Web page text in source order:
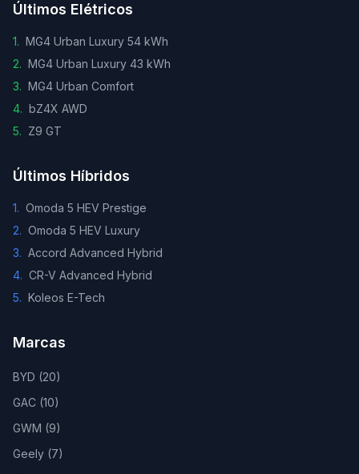
Últimos Elétricos
1. MG4 Urban Luxury 54 kWh
2. MG4 Urban Luxury 43 kWh
3. MG4 Urban Comfort
4. bZ4X AWD
5. Z9 GT
Últimos Híbridos
1. Omoda 5 HEV Prestige
2. Omoda 5 HEV Luxury
3. Accord Advanced Hybrid
4. CR-V Advanced Hybrid
5. Koleos E-Tech
Marcas
BYD (20)
GAC (10)
GWM (9)
Geely (7)